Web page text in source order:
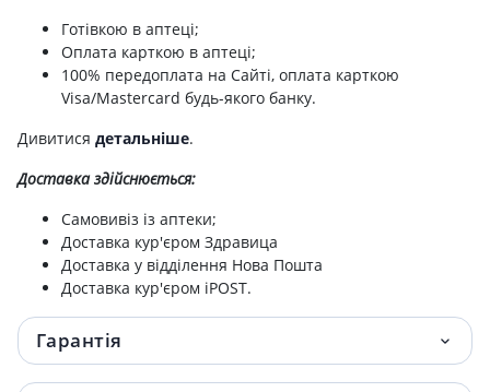
Готівкою в аптеці;
Оплата карткою в аптеці;
100% передоплата на Сайті, оплата карткою
Visa/Mastercard будь-якого банку.
Дивитися детальніше.
Доставка здійснюється:
Самовивіз із аптеки;
Доставка кур'єром Здравица
Доставка у відділення Нова Пошта
Доставка кур'єром iPOST.
Гарантія